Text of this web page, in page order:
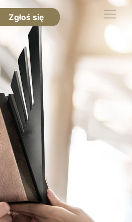
Zgłoś się